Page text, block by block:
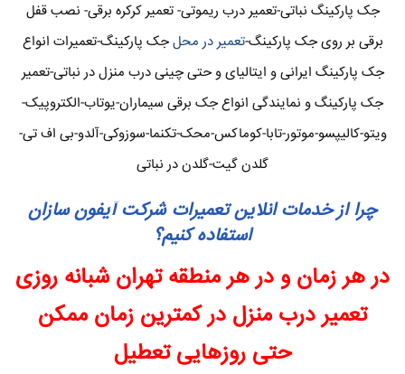
جک پارکینگ نباتی-تعمیر درب ریموتی- تعمیر کرکره برقی- نصب قفل
برقی بر روی جک پارکینگ-تعمیر در محلجک پارکینگ-تعمیرات انواع
جک پارکینگ ایرانی و ایتالیای و حتی چینی درب منزل در نباتی-تعمیر
جک پارکینگ و نمایندگی انواع جک برقی سیماران-یوتاب-الکتروپیک-
ویتو-کالیپسو-موتور-تابا-کوماکس-محک-تکنما-سوزوکی-آلدو-بی اف تی-
گلدن گیت-گلدن در نباتی
چرا از خدمات انلاین تعمیرات شرکت آیفون سازان
استفاده کنیم؟
در هر زمان و در هر منطقه تهران شبانه روزی
تعمیر درب منزل در کمترین زمان ممکن
حتی روزهایی تعطیل